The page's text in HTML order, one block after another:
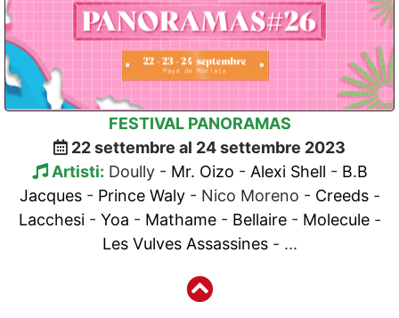
FESTIVAL PANORAMAS
22 settembre al 24 settembre 2023
Artisti: Doully - Mr. Oizo - Alexi Shell - B.B
Jacques- Prince Waly- Nico Moreno - Creeds-
Lacchesi- Yoa - Mathame- Bellaire- Molecule-
Les Vulves Assassines- ...